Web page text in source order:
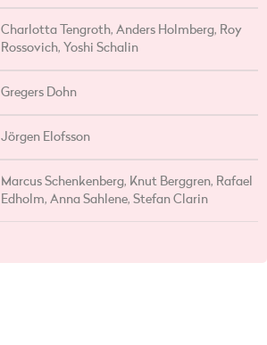
Charlotta Tengroth, Anders Holmberg, Roy
Rossovich, Yoshi Schalin
Gregers Dohn
Jörgen Elofsson
Marcus Schenkenberg, Knut Berggren, Rafael
Edholm, Anna Sahlene, Stefan Clarin